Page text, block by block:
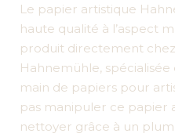
Le papier artistique
haute qualité à l’aspect
produit directement
Hahnemühle,
main de papiers pour
pas manipuler ce papier
nettoyer grâce à un